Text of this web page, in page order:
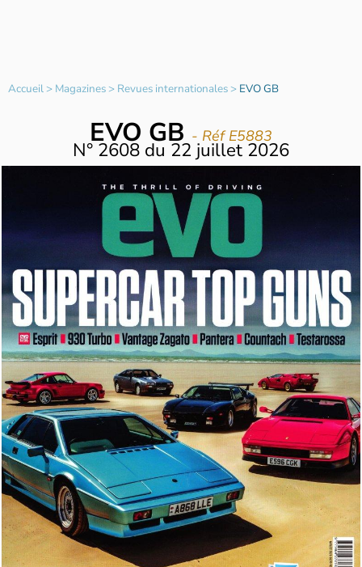
Accueil> Magazines> Revues internationales> EVO GB
EVO GB - Réf E5883
N° 2608 du 22 juillet 2026